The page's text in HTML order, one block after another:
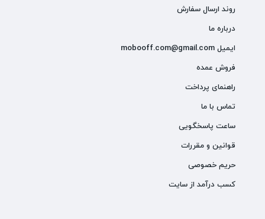
روند ارسال سفارش
درباره ما
ایمیل mobooff.com@gmail.com
فروش عمده
راهنمای پرداخت
تماس با ما
ساعت پاسخگویی
قوانین و مقررات
حریم خصوصی
کسب درآمد از سایت